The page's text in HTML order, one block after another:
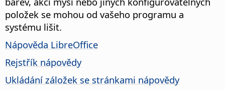
položek se mohou od vašeho programu a
systému lišit.
Nápověda LibreOffice
Rejstřík nápovědy
Ukládání záložek se stránkami nápovědy